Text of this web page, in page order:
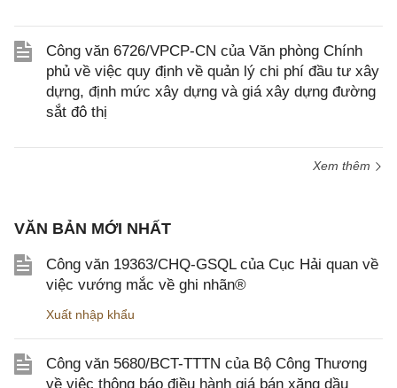
Công văn 6726/VPCP-CN của Văn phòng Chính
phủ về việc quy định về quản lý chi phí đầu tư xây
dựng, định mức xây dựng và giá xây dựng đường
sắt đô thị
Xem thêm
VĂN BẢN MỚI NHẤT
Công văn 19363/CHQ-GSQL của Cục Hải quan về
việc vướng mắc về ghi nhãn®
Xuất nhập khẩu
Công văn 5680/BCT-TTTN của Bộ Công Thương
về việc thông báo điều hành giá bán xăng dầu